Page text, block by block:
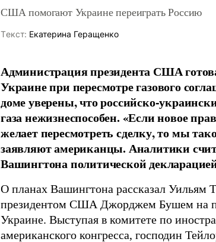
США помогают Украине переиграть Россию
Tекст: Екатерина Геращенко
Администрация президента США
Украине при пересмотре газового
доме уверены, что российско-
газа нежизнеспособен. «Если новое
желает пересмотреть сделку, то мы
заявляют американцы. Аналитики
Вашингтона политической
О планах Вашингтона рассказал Уильям
президентом США Джорджем Бушем на
Украине. Выступая в комитете по
американского конгресса, господин